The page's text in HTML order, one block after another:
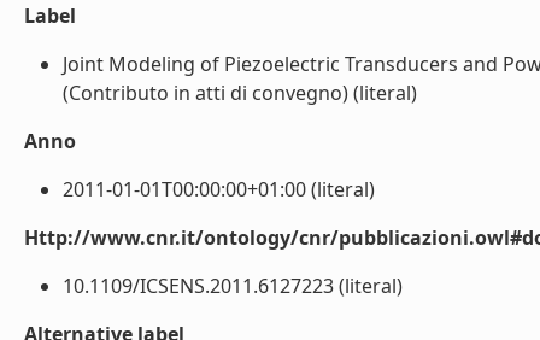
Label
Joint Modeling of Piezoelectric Transducers and
(Contributo in atti di convegno) (literal)
Anno
2011-01-01T00:00:00+01:00 (literal)
Http://www.cnr.it/ontology/cnr/
10.1109/ICSENS.2011.6127223 (literal)
Alternative label